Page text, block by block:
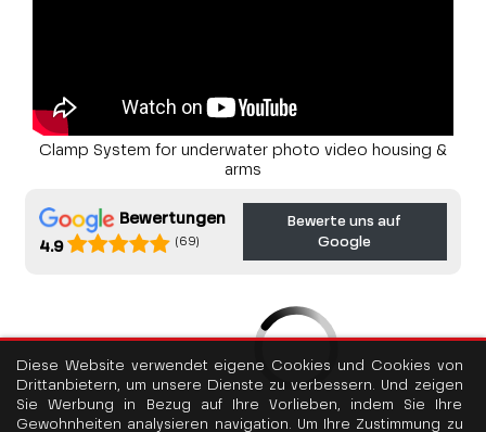
Clamp System for underwater photo video housing &
arms
Bewertungen
4.9
(69)
Bewerte uns auf
Google
Diese Website verwendet eigene Cookies und Cookies von
Drittanbietern, um unsere Dienste zu verbessern. Und zeigen
Sie Werbung in Bezug auf Ihre Vorlieben, indem Sie Ihre
Gewohnheiten analysieren navigation. Um Ihre Zustimmung zu